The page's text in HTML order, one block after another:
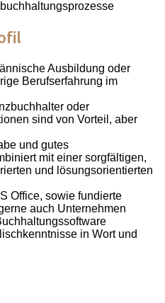
Ausbildung oder
Berufserfahrung im
oder
sind von Vorteil, aber
und gutes
mit einer sorgfältigen,
und lösungsorientierten
Office, sowie fundierte
auch Unternehmen
in Wort und